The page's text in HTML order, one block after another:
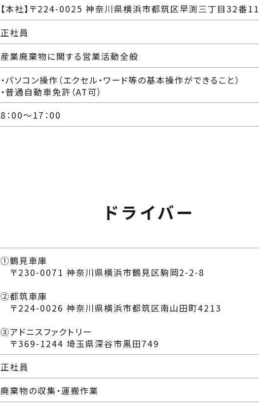
【本社】〒224-0025 神奈川県横浜市都筑区早渕三丁目32番
正社員
産業廃棄物に関する営業活動全般
・パソコン操作（エクセル・ワード等の基本操作ができること）
・普通自動車免許（AT可）
8：00～17：00
ドライバー
①鶴見車庫
〒230-0071 神奈川県横浜市鶴見区駒岡2-2-8
②都筑車庫
〒224-0026 神奈川県横浜市都筑区南山田町4213
③アドニスファクトリー
〒369-1244 埼玉県深谷市黒田749
正社員
廃棄物の収集・運搬作業